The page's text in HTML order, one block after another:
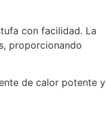
con facilidad. La
proporcionando
de calor potente y